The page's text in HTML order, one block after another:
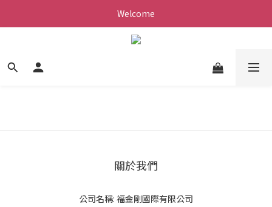
Welcome
關於我們
公司名稱: 福金剛國際有限公司